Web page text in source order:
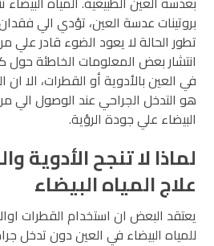
بروتينات عدسة العين، تؤدي الي
تطور الحالة لا يعود الضوء قادر علي
انتشار بعض المعلومات الخاطئة حول
في العين بالأدوية أو القطرات، الا
هو التدخل الجراحي عند الوصول الي
البيضاء علي جودة الرؤية.
لماذا لا تنجح الأدوية
علاج المياه البيضاء
يعتقد البعض ان استخدام القطرات
للمياه البيضاء في العين دون تدخل